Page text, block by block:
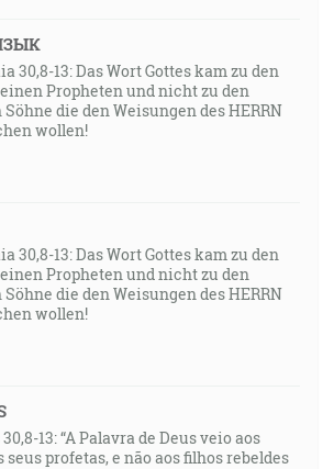
30,8-13: Das Wort Gottes kam zu den
Propheten und nicht zu den
die den Weisungen des HERRN
wollen!
30,8-13: Das Wort Gottes kam zu den
Propheten und nicht zu den
die den Weisungen des HERRN
wollen!
13: “A Palavra de Deus veio aos
seus profetas, e não aos filhos rebeldes